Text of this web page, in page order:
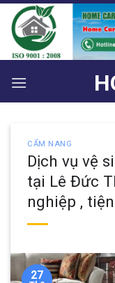
Bỏ
qua
nội
dung
CẨM NANG
Dịch vụ vệ
tại Lê Đức
nghiệp ,
27